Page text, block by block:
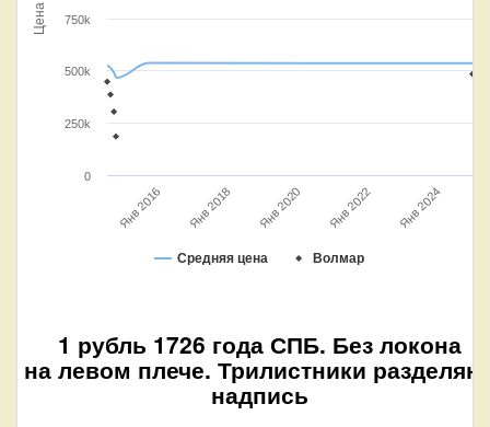
Цена
Средняя цена Волмар
Янв 2016 Янв 2018 Янв 2020 Янв 2022 Янв 2024
0
250k
500k
750k
1 рубль 1726 года СПБ. Без локона
на левом плече. Трилистники
надпись